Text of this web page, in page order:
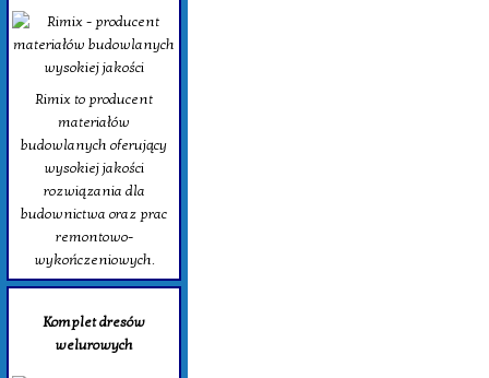
Rimix to producent
materiałów
budowlanych oferujący
wysokiej jakości
rozwiązania dla
budownictwa oraz prac
remontowo-
wykończeniowych.
Komplet dresów
welurowych